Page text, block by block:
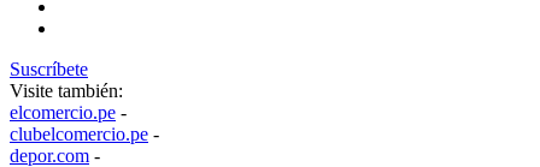
Suscríbete
Visite también:
elcomercio.pe -
clubelcomercio.pe -
depor.com -